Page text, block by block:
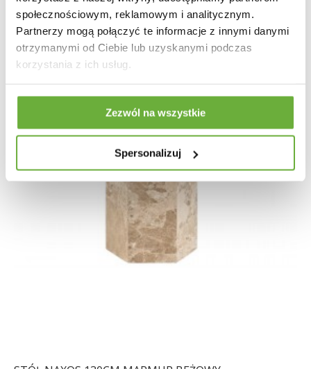
społecznościowym, reklamowym i analitycznym.
Partnerzy mogą połączyć te informacje z innymi danymi
otrzymanymi od Ciebie lub uzyskanymi podczas
korzystania z ich usług.
Zezwól na wszystkie
Spersonalizuj